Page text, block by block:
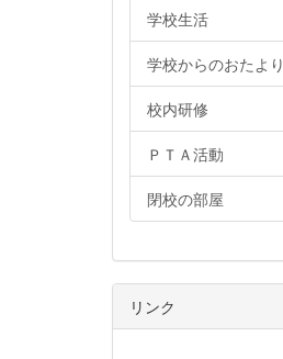
学校生活
学校からのおたより
校内研修
ＰＴＡ活動
閉校の部屋
リンク